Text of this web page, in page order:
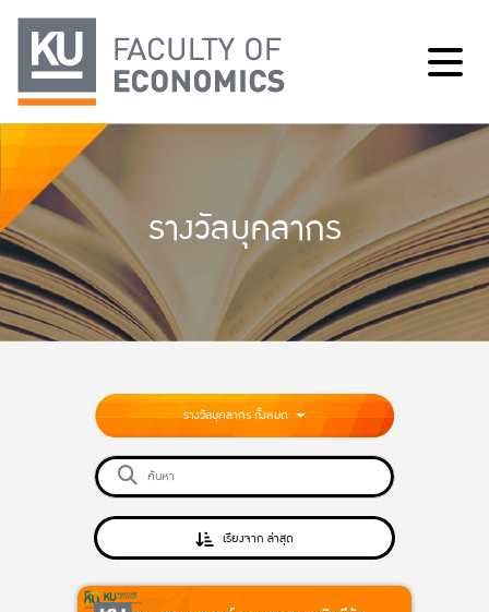
รางวัลบุคลากร
รางวัลบุคลากร ทั้งหมด
เรียงจาก ล่าสุด